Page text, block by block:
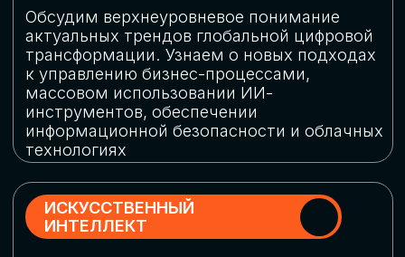
Выясним, как в наши дни уверенно
защищать свой бизнес от киберугроз
РОБОТИЗАЦИЯ
Узнаем, в каких отраслях ИИ
«материализуется», какие роботы
решают сложные бизнес-задачи, а где
только обсуждают концепции
роботизации и потенциальные бюджеты
на тестирование образцов